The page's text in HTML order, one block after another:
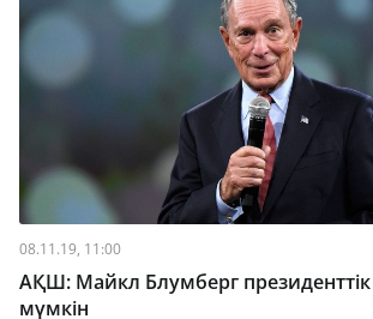
08.11.19, 11:00
АҚШ: Майкл Блумберг президенттік
мүмкін